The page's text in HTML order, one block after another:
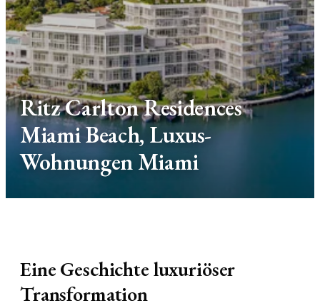
Ritz Carlton Residences
Miami Beach, Luxus-
Wohnungen Miami
Eine Geschichte luxuriöser
Transformation